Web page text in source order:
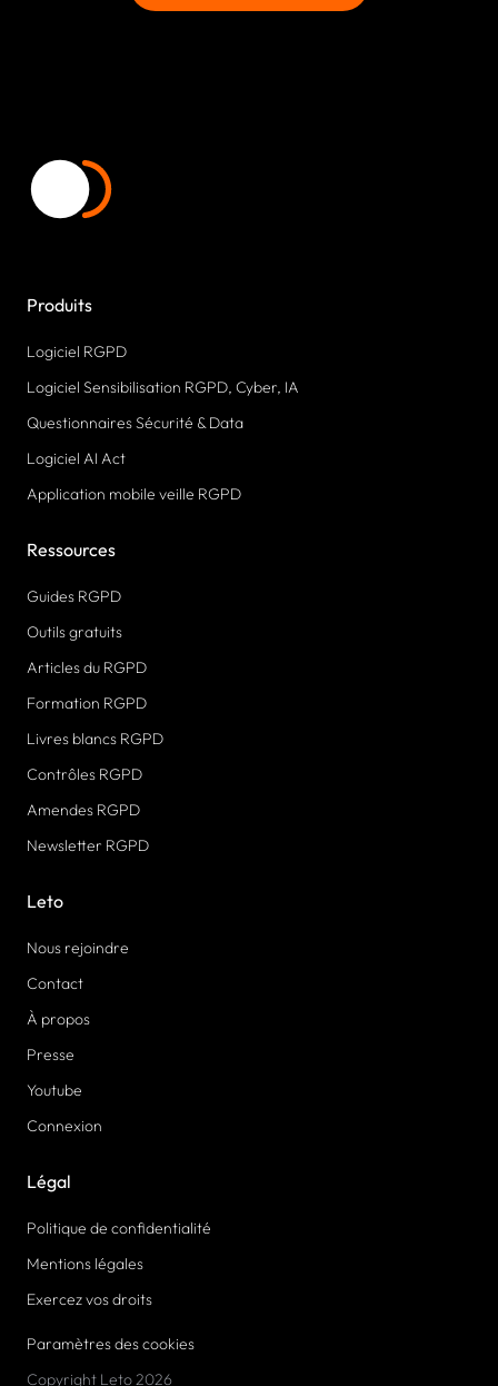
Produits
Logiciel RGPD
Logiciel Sensibilisation RGPD, Cyber, IA
Questionnaires Sécurité & Data
Logiciel AI Act
Application mobile veille RGPD
Ressources
Guides RGPD
Outils gratuits
Articles du RGPD
Formation RGPD
Livres blancs RGPD
Contrôles RGPD
Amendes RGPD
Newsletter RGPD
Leto
Nous rejoindre
Contact
À propos
Presse
Youtube
Connexion
Légal
Politique de confidentialité
Mentions légales
Exercez vos droits
Paramètres des cookies
Copyright Leto 2026